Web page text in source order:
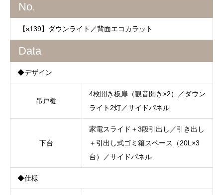
No.
【s139】ダウンライト／背面エコカラット
Data
◆デザイン
吊戸棚
4枚開き板扉（観音開き×2）／ダウン
ライト2灯／サイドパネル
下台
家電スライド＋3段引出し／引き出し
＋引出し式ゴミ箱スペース（20L×3
台）／サイドパネル
◆仕様